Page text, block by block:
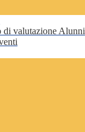
di valutazione Alunni